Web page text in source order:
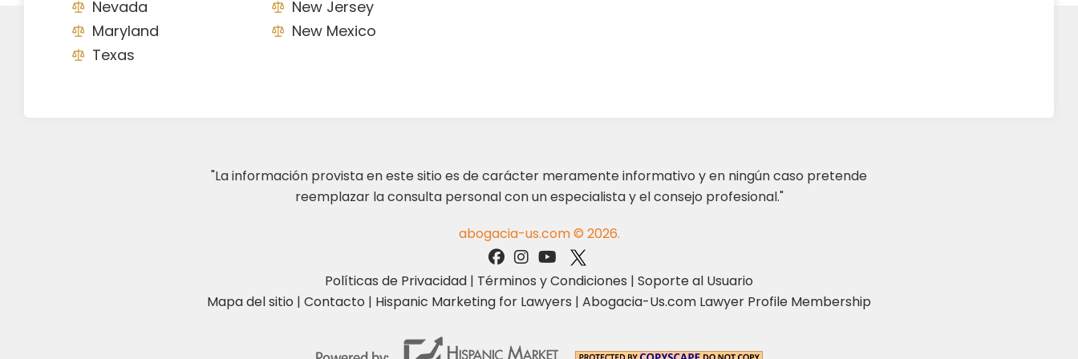
Nevada
New Jersey
Maryland
New Mexico
Texas
"La información provista en este sitio es de carácter meramente informativo y en ningún caso pretende
reemplazar la consulta personal con un especialista y el consejo profesional."
abogacia-us.com © 2026.
Políticas de Privacidad | Términos y Condiciones | Soporte al Usuario
Mapa del sitio | Contacto | Hispanic Marketing for Lawyers | Abogacia-Us.com Lawyer Profile Membership